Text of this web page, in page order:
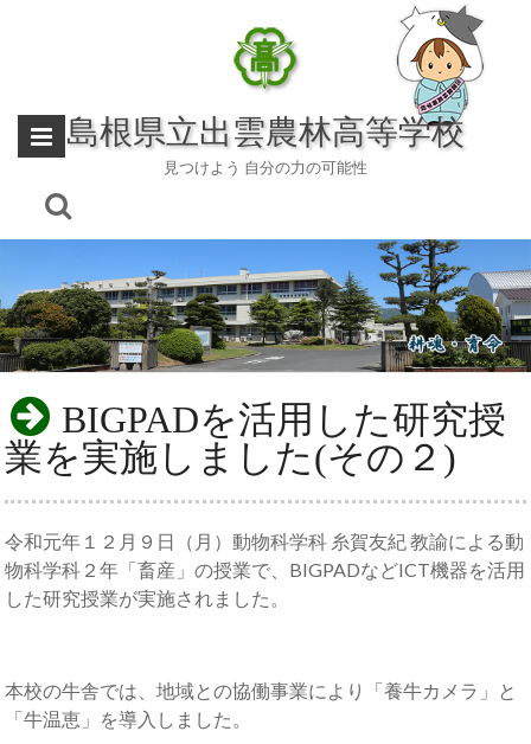
島根県立出雲農林高等学校
見つけよう 自分の力の可能性
BIGPADを活用した研究授
業を実施しました(その２)
令和元年１２月９日（月）動物科学科 糸賀友紀 教諭による動
物科学科２年「畜産」の授業で、BIGPADなどICT機器を活用
した研究授業が実施されました。
本校の牛舎では、地域との協働事業により「養牛カメラ」と
「牛温恵」を導入しました。